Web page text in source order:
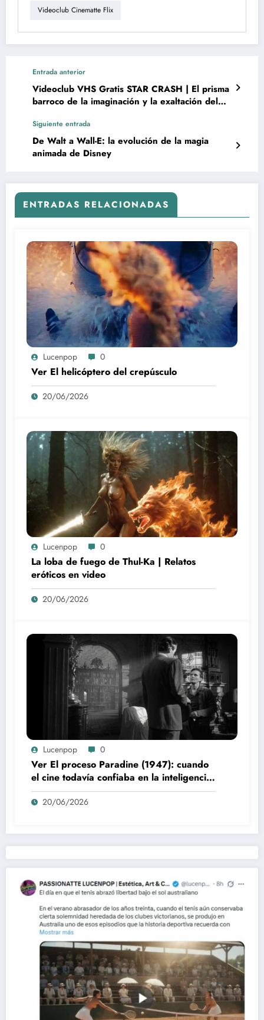
Videoclub Cinematte Flix
Entrada anterior
Videoclub VHS Gratis STAR CRASH | El prisma
barroco de la imaginación y la exaltación del
Siguiente entrada
De Walt a Wall-E: la evolución de la magia
animada de Disney
ENTRADAS RELACIONADAS
Lucenpop 0
Ver El helicóptero del crepúsculo
20/06/2026
Lucenpop 0
La loba de fuego de Thul-Ka | Relatos
eróticos en video
20/06/2026
Lucenpop 0
Ver El proceso Paradine (1947): cuando
el cine todavía confiaba en la inteligencia
del espectador
20/06/2026